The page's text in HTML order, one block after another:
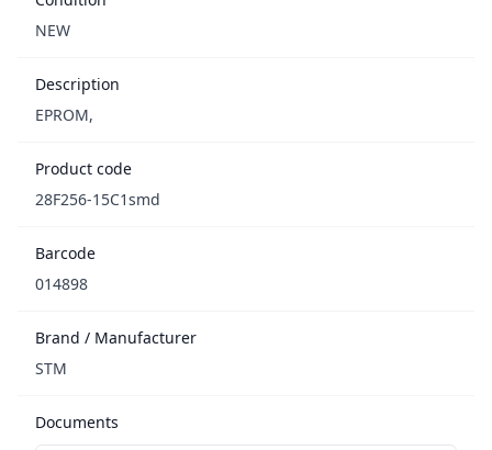
NEW
Description
EPROM,
Product code
28F256-15C1smd
Barcode
014898
Brand / Manufacturer
STM
Documents